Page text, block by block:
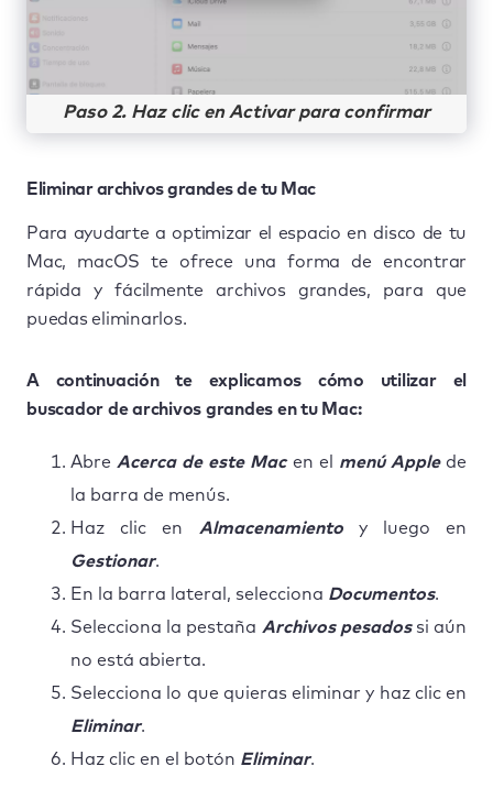
Paso 2. Haz clic en Activar para confirmar
Eliminar archivos grandes de tu Mac
Para ayudarte a optimizar el espacio en disco de tu
Mac, macOS te ofrece una forma de encontrar
rápida y fácilmente archivos grandes, para que
puedas eliminarlos.
A continuación te explicamos cómo utilizar el
buscador de archivos grandes en tu Mac:
Abre Acerca de este Macen el menú Applede
la barra de menús.
Haz clic en Almacenamientoy luego en
Gestionar.
En la barra lateral, selecciona Documentos.
Selecciona la pestaña Archivos pesadossi aún
no está abierta.
Selecciona lo que quieras eliminar y haz clic en
Eliminar.
Haz clic en el botón Eliminar.